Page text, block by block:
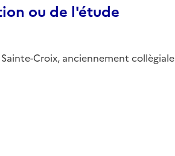
ou de l'étude
Croix, anciennement collègiale